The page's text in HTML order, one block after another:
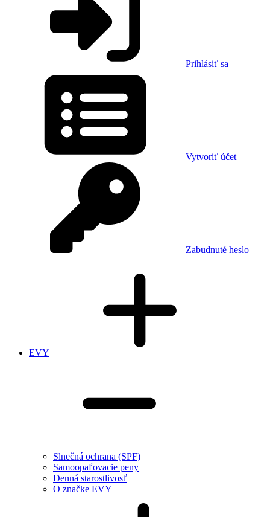
Prihlásiť sa
Vytvoriť účet
Zabudnuté heslo
EVY
Slnečná ochrana (SPF)
Samoopaľovacie peny
Denná starostlivosť
O značke EVY